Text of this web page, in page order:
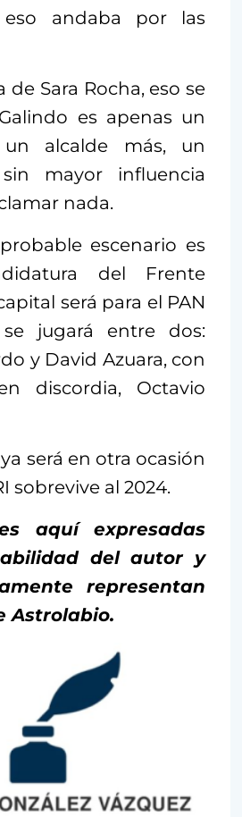
andaba por las
de Sara Rocha, eso se
es apenas un
alcalde más, un
mayor influencia
nada.
escenario es
del Frente
será para el PAN
jugará entre dos:
y David Azuara, con
discordia, Octavio
será en otra ocasión
sobrevive al 2024.
aquí expresadas
del autor y
representan
Astrolabio.